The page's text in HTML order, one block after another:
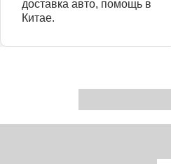
доставка авто, помощь в
Китае.